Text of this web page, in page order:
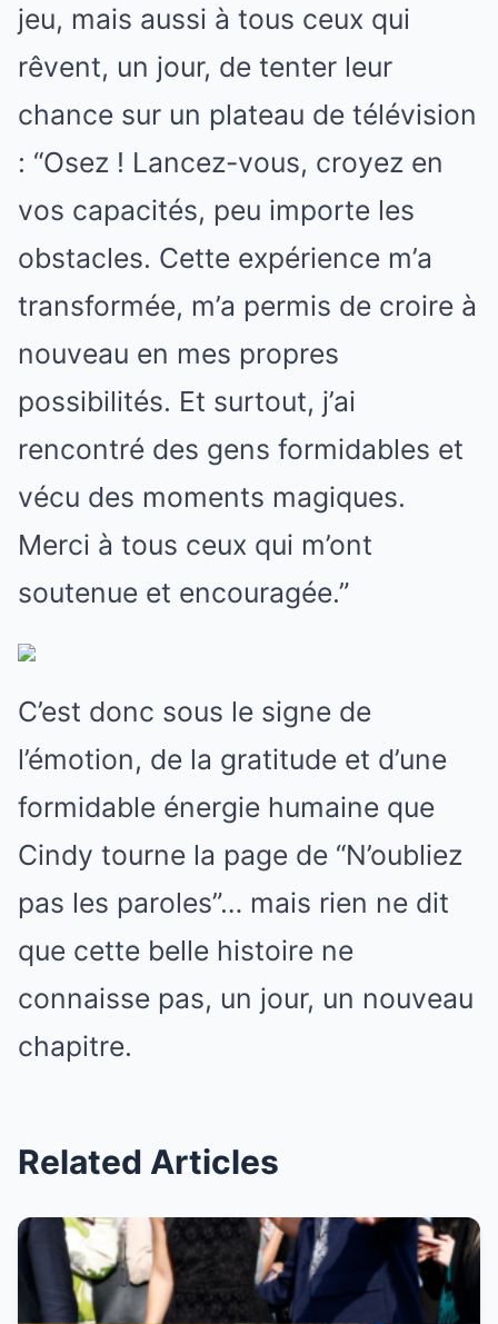
jeu, mais aussi à tous ceux qui
rêvent, un jour, de tenter leur
chance sur un plateau de télévision
: “Osez ! Lancez-vous, croyez en
vos capacités, peu importe les
obstacles. Cette expérience m’a
transformée, m’a permis de croire à
nouveau en mes propres
possibilités. Et surtout, j’ai
rencontré des gens formidables et
vécu des moments magiques.
Merci à tous ceux qui m’ont
soutenue et encouragée.”
C’est donc sous le signe de
l’émotion, de la gratitude et d’une
formidable énergie humaine que
Cindy tourne la page de “N’oubliez
pas les paroles”… mais rien ne dit
que cette belle histoire ne
connaisse pas, un jour, un nouveau
chapitre.
Related Articles